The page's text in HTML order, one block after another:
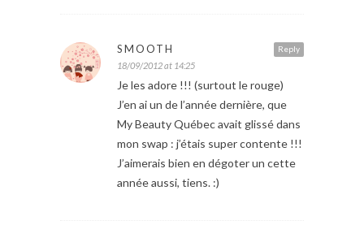
Reply
SMOOTH
18/09/2012 at 14:25
Je les adore !!! (surtout le rouge)
J’en ai un de l’année dernière, que
My Beauty Québec avait glissé dans
mon swap : j’étais super contente !!!
J’aimerais bien en dégoter un cette
année aussi, tiens. :)